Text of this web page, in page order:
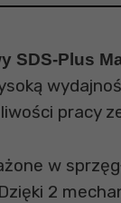
SDS-Plus
pracy
w
2